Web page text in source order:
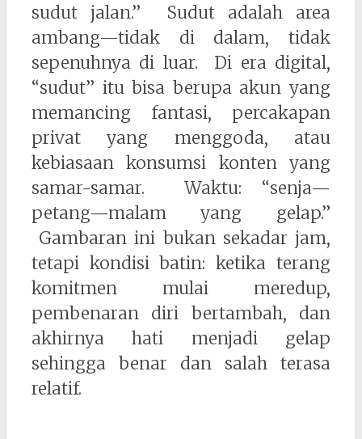
sudut jalan.” Sudut adalah area
ambang—tidak di dalam, tidak
sepenuhnya di luar. Di era digital,
“sudut” itu bisa berupa akun yang
memancing fantasi, percakapan
privat yang menggoda, atau
kebiasaan konsumsi konten yang
samar-samar. Waktu: “senja—
petang—malam yang gelap.”
Gambaran ini bukan sekadar jam,
tetapi kondisi batin: ketika terang
komitmen mulai meredup,
pembenaran diri bertambah, dan
akhirnya hati menjadi gelap
sehingga benar dan salah terasa
relatif.